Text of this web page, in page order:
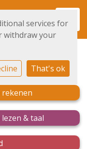
rekenen
& taal
services for
withdraw your
That's ok